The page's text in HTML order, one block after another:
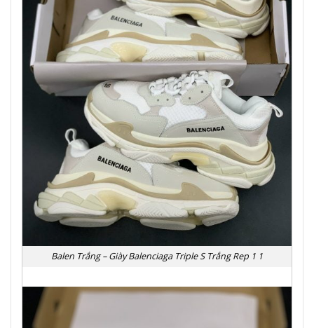
Balen Trắng – Giày Balenciaga Triple S Trắng Rep 1 1